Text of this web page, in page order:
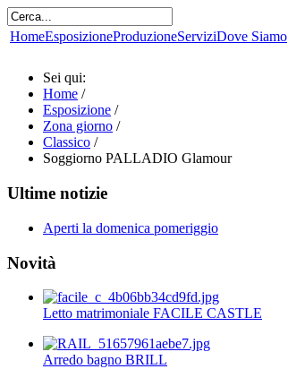
HomeEsposizioneProduzioneServiziDove Siamo
Sei qui:
Home /
Esposizione /
Zona giorno /
Classico /
Soggiorno PALLADIO Glamour
Ultime notizie
Aperti la domenica pomeriggio
Novità
Letto matrimoniale FACILE CASTLE
Arredo bagno BRILL